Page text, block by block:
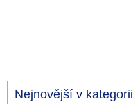
Nejnovější v kategorii